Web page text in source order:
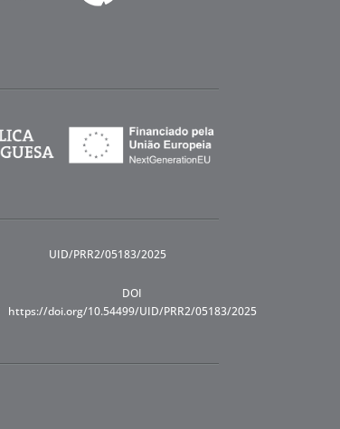
UID/PRR2/05183/2025
DOI
https://doi.org/10.54499/UID/PRR2/05183/2025